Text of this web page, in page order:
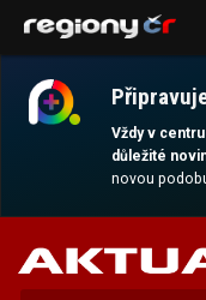
Vždy v
důležité
novou
AKTUALITY
MAGAZÍN